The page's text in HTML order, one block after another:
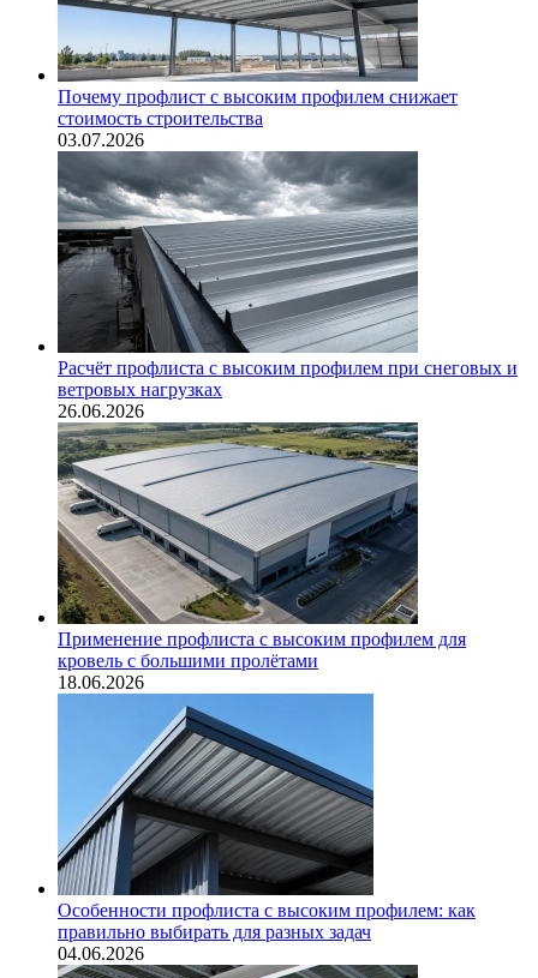
Почему профлист с высоким профилем снижает
стоимость строительства
03.07.2026
Расчёт профлиста с высоким профилем при снеговых и
ветровых нагрузках
26.06.2026
Применение профлиста с высоким профилем для
кровель с большими пролётами
18.06.2026
Особенности профлиста с высоким профилем: как
правильно выбирать для разных задач
04.06.2026